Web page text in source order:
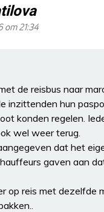
om 21:34
de reisbus naar
inzittenden hun
konden regelen.
wel weer terug.
dat het
gaven aan
op reis met dezelfde